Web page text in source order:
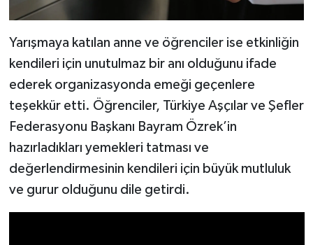
Yarışmaya katılan anne ve öğrenciler ise etkinliğin
kendileri için unutulmaz bir anı olduğunu ifade
ederek organizasyonda emeği geçenlere
teşekkür etti. Öğrenciler, Türkiye Aşçılar ve Şefler
Federasyonu Başkanı Bayram Özrek’in
hazırladıkları yemekleri tatması ve
değerlendirmesinin kendileri için büyük mutluluk
ve gurur olduğunu dile getirdi.